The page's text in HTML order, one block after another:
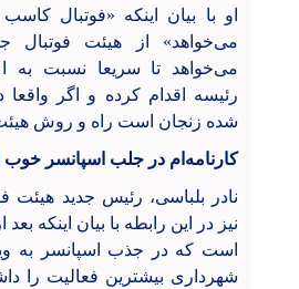
او با بیان اینکه «فوتبال
می‌خواهد» از هیئت فوتبال
می‌خواهد تا سریعا نسبت به
رئیسه اقدام کرده و اگر واقعا
شده زنجان است راه و روش هیئت
کارنامه‌ام در جلب اسپانسر
نادر بلباسی، رئیس جدید هیئت
نیز در این رابطه با بیان اینکه بعد
است که در جذب اسپانسر به
شهرداری بیشترین فعالیت را